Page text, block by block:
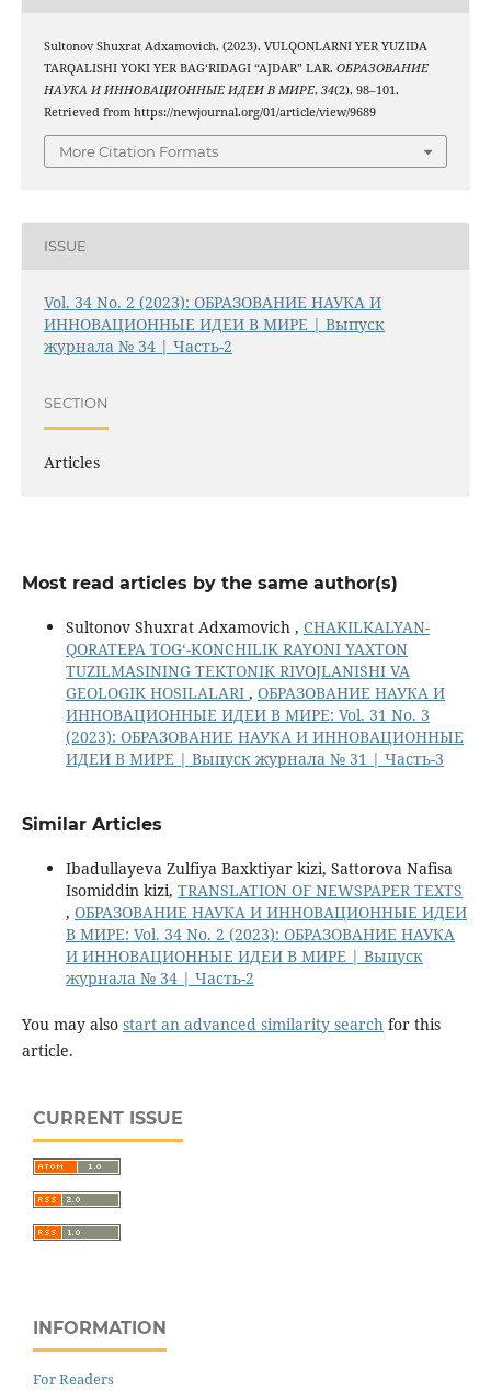
Sultonov Shuxrat Adxamovich. (2023). VULQONLARNI YER YUZIDA
TARQALISHI YOKI YER BAG‘RIDAGI “AJDAR” LAR. ОБРАЗОВАНИЕ
НАУКА И ИННОВАЦИОННЫЕ ИДЕИ В МИРЕ, 34(2), 98–101.
Retrieved from https://newjournal.org/01/article/view/9689
More Citation Formats
ISSUE
Vol. 34 No. 2 (2023): ОБРАЗОВАНИЕ НАУКА И
ИННОВАЦИОННЫЕ ИДЕИ В МИРЕ | Выпуск
журнала № 34 | Часть-2
SECTION
Articles
Most read articles by the same author(s)
Sultonov Shuxrat Adxamovich , CHAKILKALYAN-
QORATEPA TOG‘-KONCHILIK RAYONI YAXTON
TUZILMASINING TEKTONIK RIVOJLANISHI VA
GEOLOGIK HOSILALARI , ОБРАЗОВАНИЕ НАУКА И
ИННОВАЦИОННЫЕ ИДЕИ В МИРЕ: Vol. 31 No. 3
(2023): ОБРАЗОВАНИЕ НАУКА И ИННОВАЦИОННЫЕ
ИДЕИ В МИРЕ | Выпуск журнала № 31 | Часть-3
Similar Articles
Ibadullayeva Zulfiya Baxktiyar kizi, Sattorova Nafisa
Isomiddin kizi, TRANSLATION OF NEWSPAPER TEXTS
, ОБРАЗОВАНИЕ НАУКА И ИННОВАЦИОННЫЕ ИДЕИ
В МИРЕ: Vol. 34 No. 2 (2023): ОБРАЗОВАНИЕ НАУКА
И ИННОВАЦИОННЫЕ ИДЕИ В МИРЕ | Выпуск
журнала № 34 | Часть-2
You may also start an advanced similarity searchfor this
article.
CURRENT ISSUE
INFORMATION
For Readers